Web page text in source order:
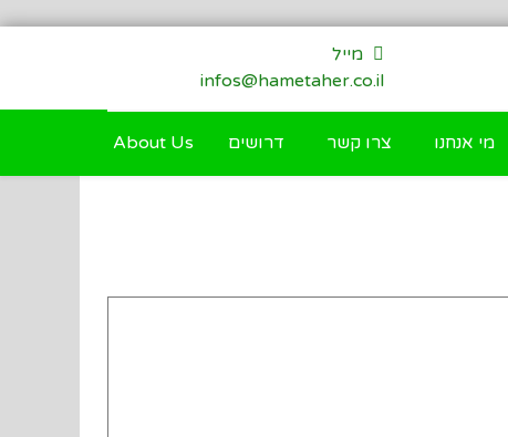
מייל
infos@hametaher.co.il
מי אנחנו צרו קשר דרושים About Us